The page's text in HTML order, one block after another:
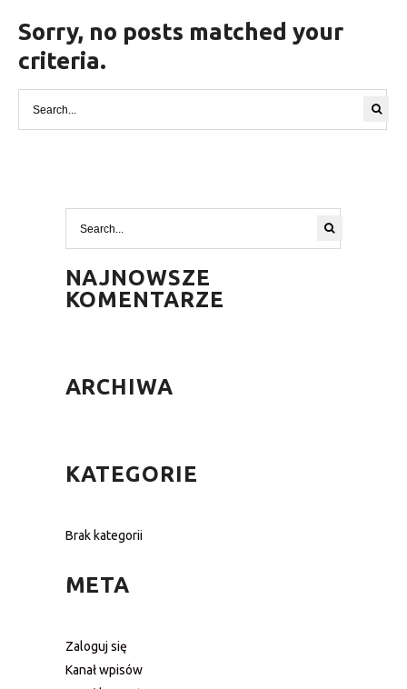
Sorry, no posts matched your
criteria.
NAJNOWSZE
KOMENTARZE
ARCHIWA
KATEGORIE
Brak kategorii
META
Zaloguj się
Kanał wpisów